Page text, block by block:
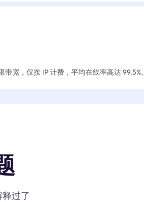
宽，仅按 IP 计费，平均在线率高达 99.5%。
过了